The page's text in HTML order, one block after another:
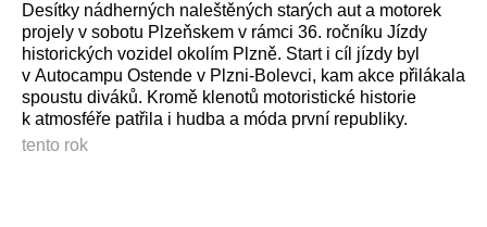
Desítky nádherných naleštěných starých aut a motorek
projely v sobotu Plzeňskem v rámci 36. ročníku Jízdy
historických vozidel okolím Plzně. Start i cíl jízdy byl
v Autocampu Ostende v Plzni-Bolevci, kam akce přilákala
spoustu diváků. Kromě klenotů motoristické historie
k atmosféře patřila i hudba a móda první republiky.
tento rok